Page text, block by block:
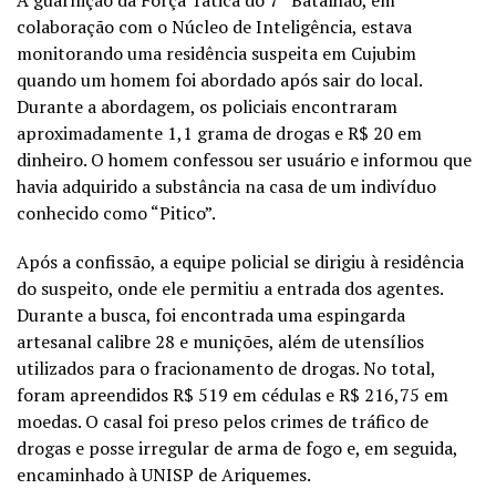
colaboração com o Núcleo de Inteligência, estava
monitorando uma residência suspeita em Cujubim
quando um homem foi abordado após sair do local.
Durante a abordagem, os policiais encontraram
aproximadamente 1,1 grama de drogas e R$ 20 em
dinheiro. O homem confessou ser usuário e informou que
havia adquirido a substância na casa de um indivíduo
conhecido como “Pitico”.
Após a confissão, a equipe policial se dirigiu à residência
do suspeito, onde ele permitiu a entrada dos agentes.
Durante a busca, foi encontrada uma espingarda
artesanal calibre 28 e munições, além de utensílios
utilizados para o fracionamento de drogas. No total,
foram apreendidos R$ 519 em cédulas e R$ 216,75 em
moedas. O casal foi preso pelos crimes de tráfico de
drogas e posse irregular de arma de fogo e, em seguida,
encaminhado à UNISP de Ariquemes.